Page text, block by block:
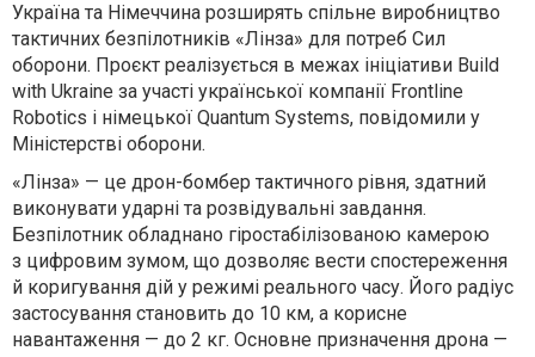
Україна та Німеччина розширять спільне виробництво
тактичних безпілотників «Лінза» для потреб Сил
оборони. Проєкт реалізується в межах ініціативи Build
with Ukraine за участі української компанії Frontline
Robotics і німецької Quantum Systems, повідомили у
Міністерстві оборони.
«Лінза» — це дрон-бомбер тактичного рівня, здатний
виконувати ударні та розвідувальні завдання.
Безпілотник обладнано гіростабілізованою камерою
з цифровим зумом, що дозволяє вести спостереження
й коригування дій у режимі реального часу. Його радіус
застосування становить до 10 км, а корисне
навантаження — до 2 кг. Основне призначення дрона —